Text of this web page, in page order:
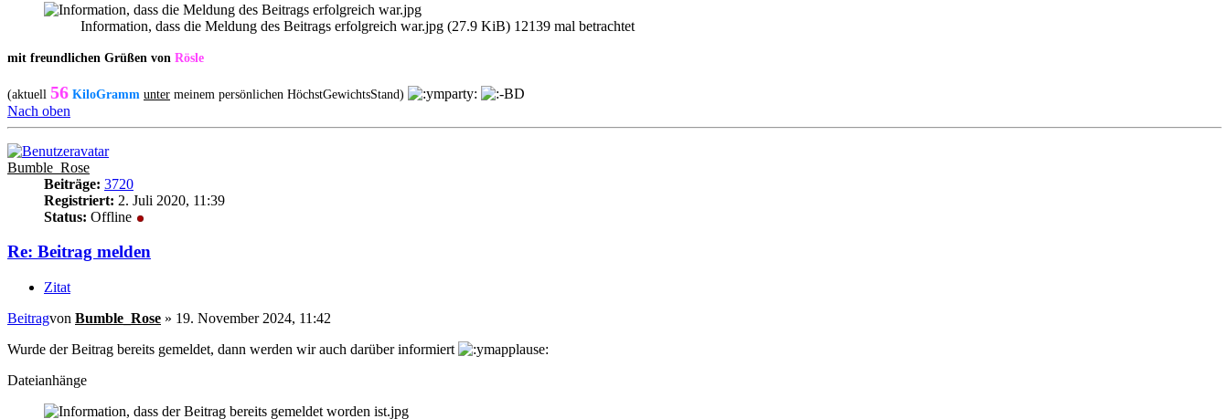
Information, dass die Meldung des Beitrags erfolgreich war.jpg (27.9 KiB) 12139 mal betrachtet
mit freundlichen Grüßen von Rösle
(aktuell 56 KiloGramm unter meinem persönlichen HöchstGewichtsStand)
Nach oben
Bumble_Rose
Beiträge: 3720
Registriert: 2. Juli 2020, 11:39
Status: Offline
Re: Beitrag melden
Zitat
Beitragvon Bumble_Rose » 19. November 2024, 11:42
Wurde der Beitrag bereits gemeldet, dann werden wir auch darüber informiert
Dateianhänge